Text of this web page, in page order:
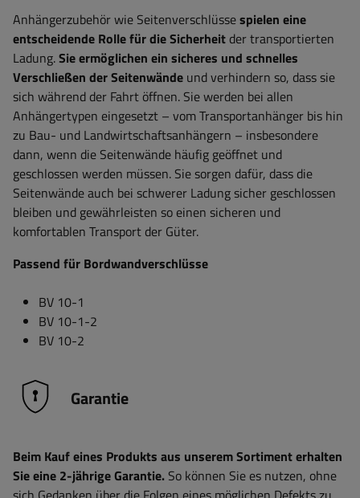
Anhängerzubehör wie Seitenverschlüssespielen eine
entscheidende Rolle für die Sicherheit der transportierten
Ladung.Sie ermöglichen ein sicheres und schnelles
Verschließen der Seitenwände und verhindern so, dass sie
sich während der Fahrt öffnen. Sie werden bei allen
Anhängertypen eingesetzt – vom Transportanhänger bis hin
zu Bau- und Landwirtschaftsanhängern – insbesondere
dann, wenn die Seitenwände häufig geöffnet und
geschlossen werden müssen. Sie sorgen dafür, dass die
Seitenwände auch bei schwerer Ladung sicher geschlossen
bleiben und gewährleisten so einen sicheren und
komfortablen Transport der Güter.
Passend für Bordwandverschlüsse
BV 10-1
BV 10-1-2
BV 10-2
Garantie
Beim Kauf eines Produkts aus unserem Sortiment erhalten
Sie eine 2-jährige Garantie. So können Sie es nutzen, ohne